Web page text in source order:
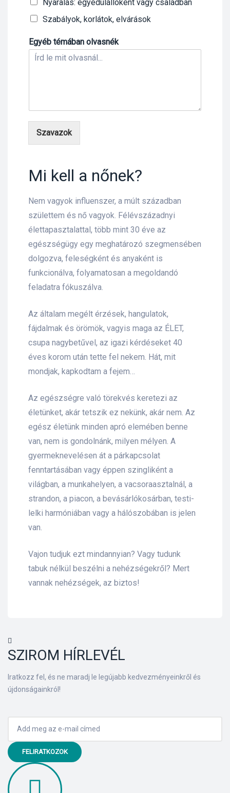
Nyaralás: egyedülállóként vagy családban
Szabályok, korlátok, elvárások
Egyéb témában olvasnék
Szavazok
Mi kell a nőnek?
Nem vagyok influenszer, a múlt században
születtem és nő vagyok. Félévszázadnyi
élettapasztalattal, több mint 30 éve az
egészségügy egy meghatározó szegmensében
dolgozva, feleségként és anyaként is
funkcionálva, folyamatosan a megoldandó
feladatra fókuszálva.
Az általam megélt érzések, hangulatok,
fájdalmak és örömök, vagyis maga az ÉLET,
csupa nagybetűvel, az igazi kérdéseket 40
éves korom után tette fel nekem. Hát, mit
mondjak, kapkodtam a fejem…
Az egészségre való törekvés keretezi az
életünket, akár tetszik ez nekünk, akár nem. Az
egész életünk minden apró elemében benne
van, nem is gondolnánk, milyen mélyen. A
gyermeknevelésen át a párkapcsolat
fenntartásában vagy éppen szingliként a
világban, a munkahelyen, a vacsoraasztalnál, a
strandon, a piacon, a bevásárlókosárban, testi-
lelki harmóniában vagy a hálószobában is jelen
van.
Vajon tudjuk ezt mindannyian? Vagy tudunk
tabuk nélkül beszélni a nehézségekről? Mert
vannak nehézségek, az biztos!
SZIROM HÍRLEVÉL
Iratkozz fel, és ne maradj le legújabb kedvezményeinkről és
újdonságainkról!
FELIRATKOZOK